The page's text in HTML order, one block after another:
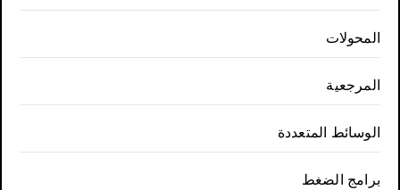
المحولات
المرجعية
الوسائط المتعددة
برامج الضغط